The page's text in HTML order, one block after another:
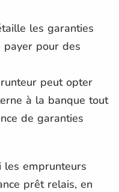
les garanties
payer pour des
peut opter
à la banque tout
de garanties
les emprunteurs
prêt relais, en